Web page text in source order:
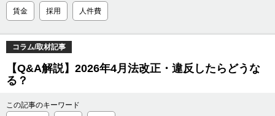
賃金
採用 人件費
コラム/取材記事
【Q&A解説】2026年4月法改正・違反したらどうな
る？
この記事のキーワード